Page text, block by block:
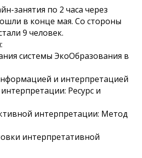
занятия по 2 часа через
в конце мая. Со стороны
9 человек.
системы ЭкоОбразования в
и интерпретацией
Ресурс и
интерпретации: Метод
интерпретативной